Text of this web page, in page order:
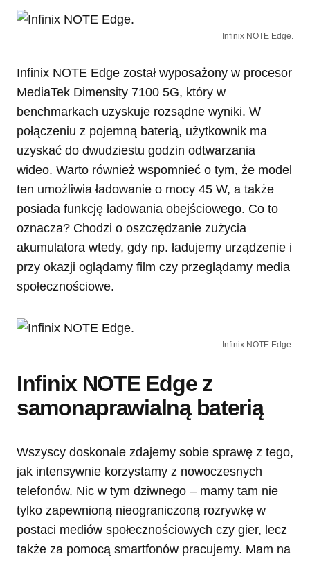
Infinix NOTE Edge.
Infinix NOTE Edge został wyposażony w procesor
MediaTek Dimensity 7100 5G, który w
benchmarkach uzyskuje rozsądne wyniki. W
połączeniu z pojemną baterią, użytkownik ma
uzyskać do dwudziestu godzin odtwarzania
wideo. Warto również wspomnieć o tym, że model
ten umożliwia ładowanie o mocy 45 W, a także
posiada funkcję ładowania obejściowego. Co to
oznacza? Chodzi o oszczędzanie zużycia
akumulatora wtedy, gdy np. ładujemy urządzenie i
przy okazji oglądamy film czy przeglądamy media
społecznościowe.
Infinix NOTE Edge.
Infinix NOTE Edge z
samonaprawialną baterią
Wszyscy doskonale zdajemy sobie sprawę z tego,
jak intensywnie korzystamy z nowoczesnych
telefonów. Nic w tym dziwnego – mamy tam nie
tylko zapewnioną nieograniczoną rozrywkę w
postaci mediów społecznościowych czy gier, lecz
także za pomocą smartfonów pracujemy. Mam na